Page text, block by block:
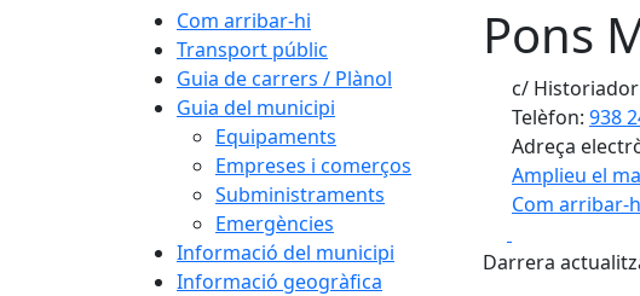
Com arribar-hi
Transport públic
Guia de carrers / Plànol
Guia del municipi
Equipaments
Empreses i comerços
Subministraments
Emergències
Informació del municipi
Informació geogràfica
Pons
c/ Historiador
Telèfon: 938
Adreça
Amplieu el
Com arribar-
+
Darrera